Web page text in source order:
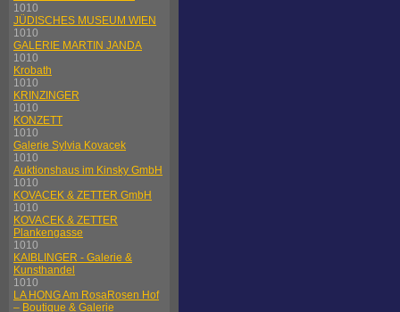
1010
JÜDISCHES MUSEUM WIEN
1010
GALERIE MARTIN JANDA
1010
Krobath
1010
KRINZINGER
1010
KONZETT
1010
Galerie Sylvia Kovacek
1010
Auktionshaus im Kinsky GmbH
1010
KOVACEK & ZETTER GmbH
1010
KOVACEK & ZETTER
Plankengasse
1010
KAIBLINGER - Galerie &
Kunsthandel
1010
LA HONG Am RosaRosen Hof
– Boutique & Galerie